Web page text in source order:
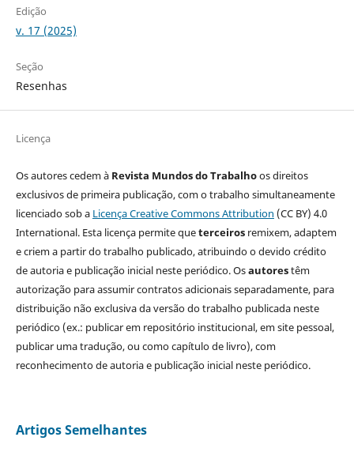
Edição
v. 17 (2025)
Seção
Resenhas
Licença
Os autores cedem à Revista Mundos do Trabalhoos direitos
exclusivos de primeira publicação, com o trabalho simultaneamente
licenciado sob a Licença Creative Commons Attribution (CC BY) 4.0
International. Esta licença permite queterceirosremixem, adaptem
e criem a partir do trabalho publicado, atribuindo o devido crédito
de autoria e publicação inicial neste periódico. Osautorestêm
autorização para assumir contratos adicionais separadamente, para
distribuição não exclusiva da versão do trabalho publicada neste
periódico (ex.: publicar em repositório institucional, em site pessoal,
publicar uma tradução, ou como capítulo de livro), com
reconhecimento de autoria e publicação inicial neste periódico.
Artigos Semelhantes